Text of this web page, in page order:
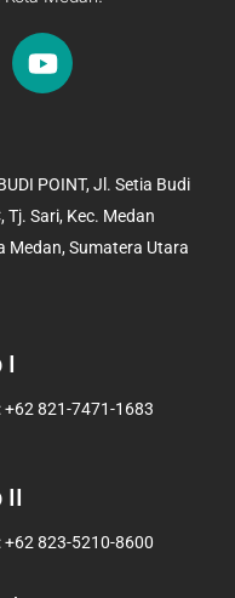
Y
o
b
e
POINT, Jl. Setia Budi
Tj. Sari, Kec. Medan
Medan, Sumatera Utara
I
+62 821-7471-1683
II
+62 823-5210-8600